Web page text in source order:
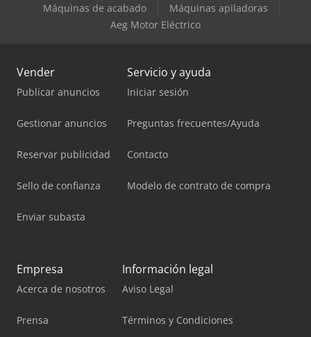
Máquinas de acabado
Máquinas apiladoras
Aeg Motor Eléctrico
Vender
Publicar anuncios
Gestionar anuncios
Reservar publicidad
Sello de confianza
Enviar subasta
Servicio y ayuda
Iniciar sesión
Preguntas frecuentes/Ayuda
Contacto
Modelo de contrato de compra
Empresa
Acerca de nosotros
Prensa
Información legal
Aviso Legal
Términos y Condiciones